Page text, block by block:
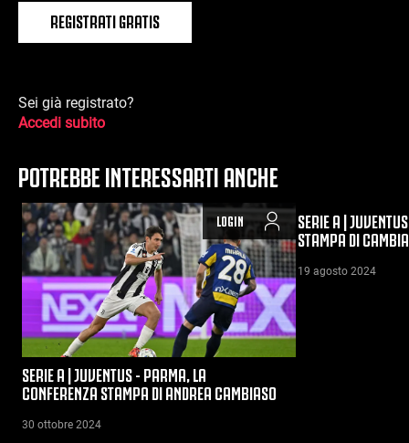
REGISTRATI GRATIS
Sei già registrato?
Accedi subito
POTREBBE INTERESSARTI ANCHE
LOGIN
SERIE A | JUVENTUS - PARMA, LA
CONFERENZA STAMPA DI ANDREA CAMBIASO
30 ottobre 2024
SERIE A |
STAMPA DI
19 agosto 2024